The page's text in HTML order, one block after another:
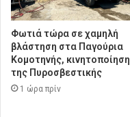
Φωτιά τώρα σε χαμηλή
βλάστηση στα Παγούρια
Κομοτηνής, κινητοποίηση
της Πυροσβεστικής
1 ώρα πρίν